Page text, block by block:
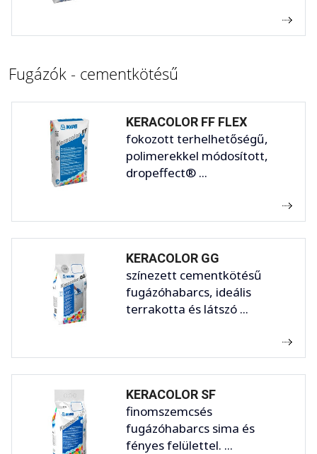
Fugázók - cementkötésű
KERACOLOR FF FLEX
fokozott terhelhetőségű,
polimerekkel módosított,
dropeffect® ...
KERACOLOR GG
színezett cementkötésű
fugázóhabarcs, ideális
terrakotta és látszó ...
KERACOLOR SF
finomszemcsés
fugázóhabarcs sima és
fényes felülettel. ...